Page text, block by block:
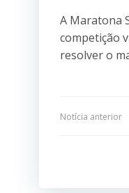
A Maratona
competição
resolver o
Notícia anterior